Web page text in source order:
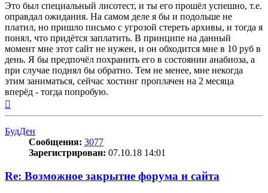
Это был специальный лисотест, и ты его прошёл успешно, т.е.
оправдал ожидания. На самом деле я бы и подольше не
платил, но пришло письмо с угрозой стереть архивы, и тогда я
понял, что придётся заплатить. В принципе на данный
момент мне этот сайт не нужен, и он обходится мне в 10 руб в
день. Я бы предпочёл похранить его в состоянии анабиоза, а
при случае поднял бы обратно. Тем не менее, мне некогда
этим заниматься, сейчас хостинг проплачен на 2 месяца
вперёд - тогда попробую.
БудДен
Сообщения: 3077
Зарегистрирован: 07.10.18 14:01
Re: Возможное закрытие форума и сайта